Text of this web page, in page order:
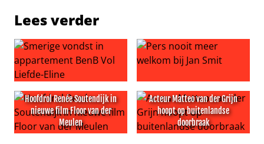
Lees verder
Smerige vondst in appartement BenB Vol Liefde-Eline
Pers nooit meer welkom bij
Hoofdrol Renée Soutendijk in
nieuwe film Floor van der
Meulen
Acteur Matteo van der Grijn
hoopt op buitenlandse
doorbraak